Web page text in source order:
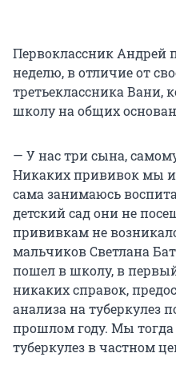
Первоклассник Андрей
неделю, в отличие от
третьеклассника Вани,
школу на общих
— У нас три сына,
Никаких прививок мы
сама занимаюсь
детский сад они не
прививкам не
мальчиков Светлана
пошел в школу, в
никаких справок,
анализа на туберкулез
прошлом году. Мы
туберкулез в частном